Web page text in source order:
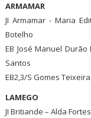
ARMAMAR
JI Armamar - Maria
Botelho
EB José Manuel
Santos
EB2,3/S Gomes
LAMEGO
JI Britiande – Alda Fortes